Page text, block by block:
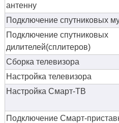
антенну
Подключение спутниковых
Подключение спутниковых
дилителей(сплитеров)
Сборка телевизора
Настройка телевизора
Настройка Смарт-ТВ
Подключение Смарт-